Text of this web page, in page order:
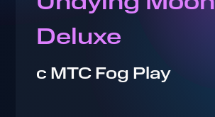
Deluxe
с МТС Fog Play